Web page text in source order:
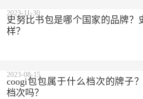
史努比书包是哪个国家的品牌？
样？
2023-11-30
coogi包包属于什么档次的牌子
档次吗？
2023-08-15